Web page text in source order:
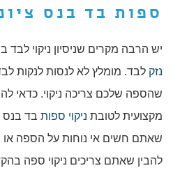
ספות בד בנס
יש הרבה מקרים שניסיון ניקוי
נזק לבד. מומלץ לא לנסות לנקות
שהספה שלכם צריכה ניקוי. כדאי
מקצועית לטובת ניקוי ספות בד בנס
שאתם חשים אי נוחות על הספה או
להבין שאתם צריכים ניקוי ספה